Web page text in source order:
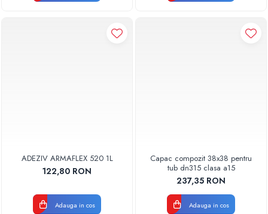
ADEZIV ARMAFLEX 520 1L
122,80 RON
Adauga in cos
Capac compozit 38x38 pentru
tub dn315 clasa a15
237,35 RON
Adauga in cos